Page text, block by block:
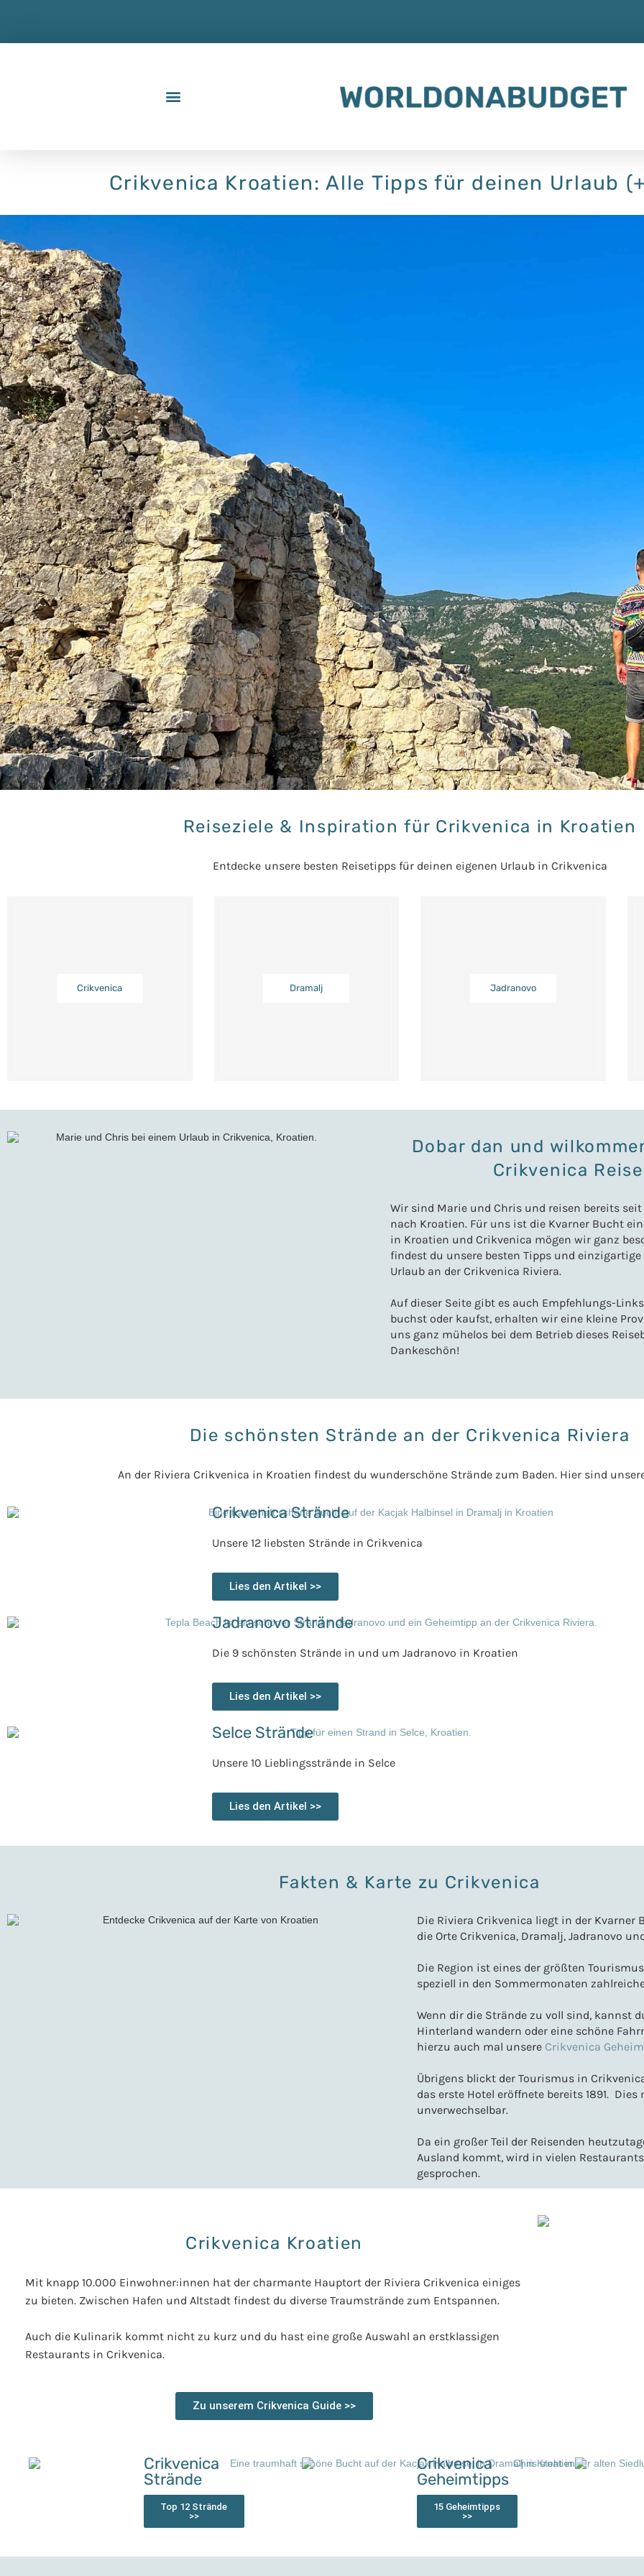
Crikvenica Kroatien: Alle Tipps für deinen Urlaub
Reiseziele & Inspiration für Crikvenica in Kroatien
Entdecke unsere besten Reisetipps für deinen eigenen Urlaub in Crikvenica
Crikvenica Dramalj Jadranovo
Dobar dan und
Crikvenica
Wir sind Marie und Chris und reisen bereits
nach Kroatien. Für uns ist die Kvarner Bucht
in Kroatien und Crikvenica mögen wir ganz
findest du unsere besten Tipps und einzigartige
Urlaub an der Crikvenica Riviera.
Auf dieser Seite gibt es auch Empfehlungs-
buchst oder kaufst, erhalten wir eine kleine
uns ganz mühelos bei dem Betrieb dieses
Dankeschön!
Die schönsten Strände an der Crikvenica Riviera
An der Riviera Crikvenica in Kroatien findest du wunderschöne Strände zum Baden. Hier sind
Crikvenica Strände
Unsere 12 liebsten Strände in Crikvenica
Lies den Artikel >>
Jadranovo Strände
Die 9 schönsten Strände in und um Jadranovo in Kroatien
Lies den Artikel >>
Selce Strände
Unsere 10 Lieblingsstrände in Selce
Lies den Artikel >>
Fakten & Karte zu Crikvenica
Die Riviera Crikvenica liegt in der Kvarner
die Orte Crikvenica, Dramalj, Jadranovo
Die Region ist eines der größten
speziell in den Sommermonaten
Wenn dir die Strände zu voll sind, kannst
Hinterland wandern oder eine schöne
hierzu auch mal unsere Crikvenica
Übrigens blickt der Tourismus in
das erste Hotel eröffnete bereits 1891.
unverwechselbar.
Da ein großer Teil der Reisenden
Ausland kommt, wird in vielen
gesprochen.
Crikvenica Kroatien
Mit knapp 10.000 Einwohner:innen hat der charmante Hauptort der Riviera Crikvenica einiges
zu bieten. Zwischen Hafen und Altstadt findest du diverse Traumstrände zum Entspannen.
Auch die Kulinarik kommt nicht zu kurz und du hast eine große Auswahl an erstklassigen
Restaurants in Crikvenica.
Zu unserem Crikvenica Guide >>
Crikvenica
Strände
Top 12 Strände
>>
Crikvenica
Geheimtipps
15 Geheimtipps
>>